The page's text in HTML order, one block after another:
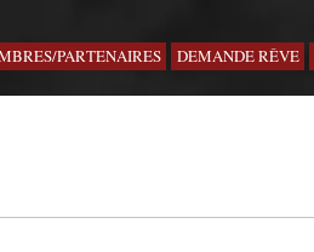
PARTENAIRES DEMANDE RÊVE